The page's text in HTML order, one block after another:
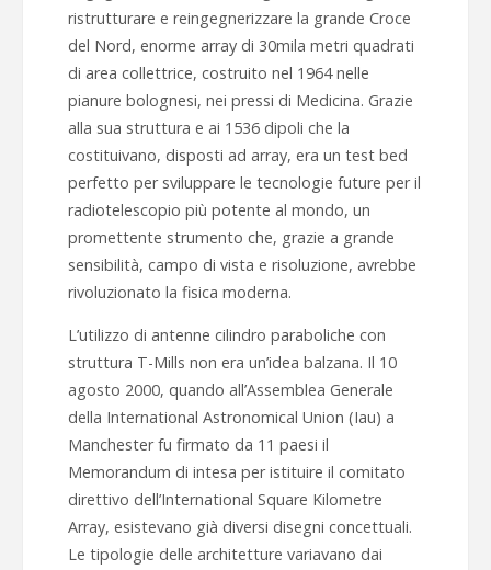
ristrutturare e reingegnerizzare la grande Croce
del Nord, enorme array di 30mila metri quadrati
di area collettrice, costruito nel 1964 nelle
pianure bolognesi, nei pressi di Medicina. Grazie
alla sua struttura e ai 1536 dipoli che la
costituivano, disposti ad array, era un test bed
perfetto per sviluppare le tecnologie future per il
radiotelescopio più potente al mondo, un
promettente strumento che, grazie a grande
sensibilità, campo di vista e risoluzione, avrebbe
rivoluzionato la fisica moderna.
L’utilizzo di antenne cilindro paraboliche con
struttura T-Mills non era un’idea balzana. Il 10
agosto 2000, quando all’Assemblea Generale
della International Astronomical Union (Iau) a
Manchester fu firmato da 11 paesi il
Memorandum di intesa per istituire il comitato
direttivo dell’International Square Kilometre
Array, esistevano già diversi disegni concettuali.
Le tipologie delle architetture variavano dai